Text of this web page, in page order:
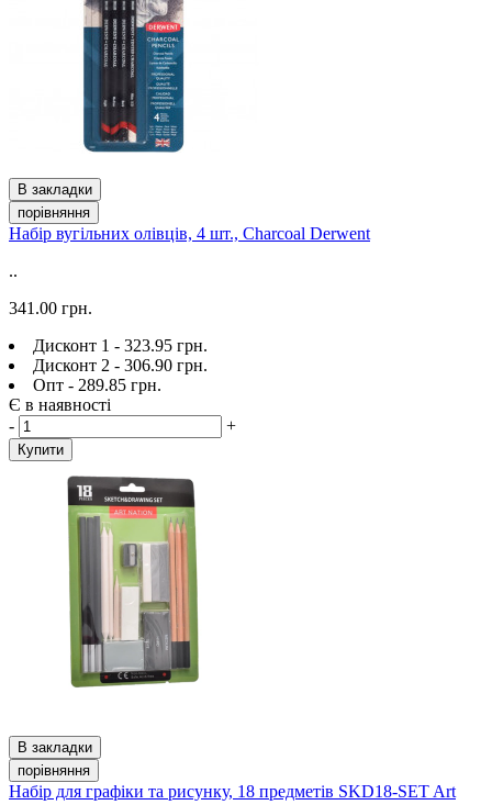
В закладки
порівняння
Набір вугільних олівців, 4 шт., Charcoal Derwent
..
341.00 грн.
Дисконт 1 - 323.95 грн.
Дисконт 2 - 306.90 грн.
Опт - 289.85 грн.
Є в наявності
-
+
Купити
В закладки
порівняння
Набір для графіки та рисунку, 18 предметів SKD18-SET Art